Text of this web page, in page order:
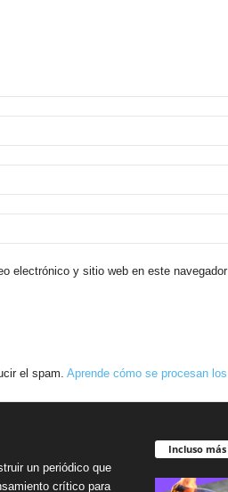
electrónico y sitio web en este
el spam. Aprende cómo se procesan
un periódico que
crítico para
Incluso